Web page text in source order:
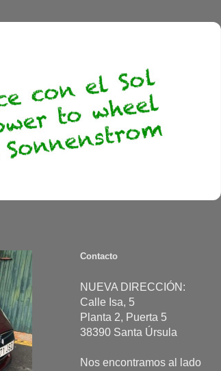
Contacto
NUEVA DIRECCIÓN:
Calle Isa, 5
Planta 2, Puerta 5
38390 Santa Úrsula
Nos encontramos al lado